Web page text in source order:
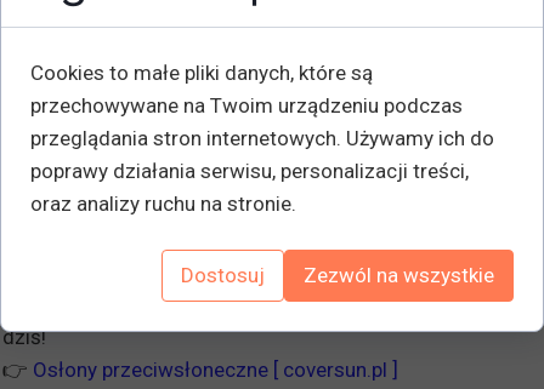
Marka CoverSun.PL wyróżnia się nie tylko wysoką jakością
podejściem do klienta. Dzięki bogatej ofercie oraz
indywidualnemu podejściu do potrzeb każdego klienta,
można mieć pewność, że wybierając rozwiązania od
CoverSun.PL, inwestujemy w komfort i bezpieczeństwo
naszego domu czy biura.Jeśli szukasz skutecznych i
owadami, marka CoverSun.PL to doskonały wybór. Nie
czekaj, zadzwoń lub odwiedź ich stronę internetową już
dziś!
👉 Osłony przeciwsłoneczne [ coversun.pl
Cookies to małe pliki danych, które są
przechowywane na Twoim urządzeniu podczas
przeglądania stron internetowych. Używamy ich do
poprawy działania serwisu, personalizacji treści,
oraz analizy ruchu na stronie.
Dostosuj Zezwól na wszystkie